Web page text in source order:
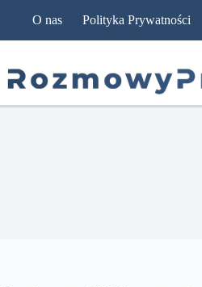
O nas Polityka Prywatności